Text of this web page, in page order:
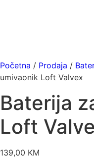
Početna / Prodaja /
umivaonik Loft Valvex
Baterija
Loft
139,00 KM